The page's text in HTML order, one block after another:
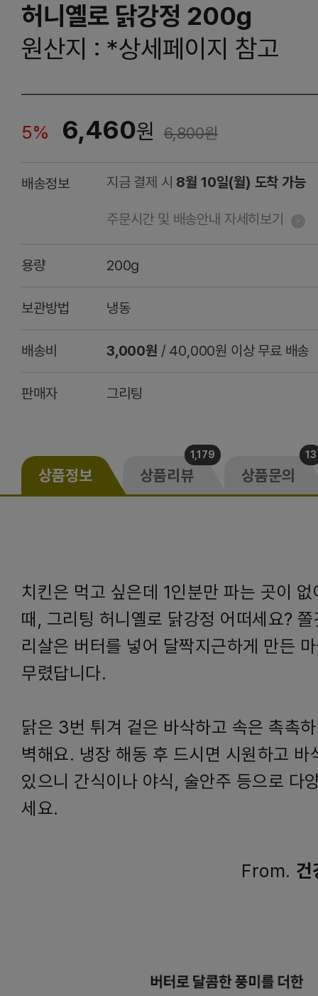
허니옐로 닭강정 200g
원산지 : *상세페이지 참고
5% 6,460원 6,800원
배송정보 지금 결제 시 8월 10일(월) 도착 가능
주문시간 및 배송안내 자세히보기
용량 200g
보관방법 냉동
배송비 3,000원 / 40,000원 이상 무료 배송
판매자 그리팅
상품정보 상품리뷰
1,179
상품문의
13
치킨은 먹고 싶은데 1인분만 파는 곳이
때, 그리팅 허니옐로 닭강정 어떠세요?
리살은 버터를 넣어 달짝지근하게 만든
무렸답니다.
닭은 3번 튀겨 겉은 바삭하고 속은 촉촉
벽해요. 냉장 해동 후 드시면 시원하고 바
있으니 간식이나 야식, 술안주 등으로 다
세요.
From. 건